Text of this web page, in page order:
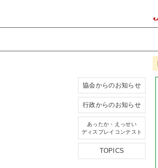
協会からのお知らせ
行政からのお知らせ
あったか・えっせい
ディスプレイコンテスト
TOPICS